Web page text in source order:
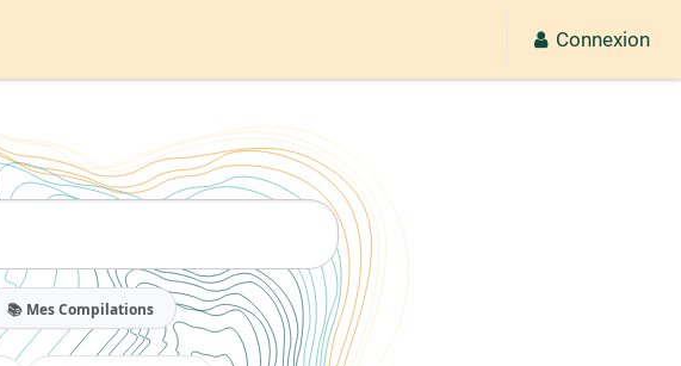
Connexion
2026
📚 Mes Compilations